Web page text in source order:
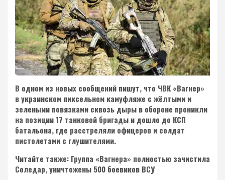
В одном из новых сообщений пишут, что ЧВК «Вагнер»
в украинском пиксельном камуфляже с жёлтыми и
зелеными повязками сквозь дыры в обороне проникли
на позиции 17 танковой бригады и дошло до КСП
батальона, где расстреляли офицеров и солдат
пистолетами с глушителями.
Читайте также: Группа «Вагнера» полностью зачистила
Соледар, уничтожены 500 боевиков ВСУ